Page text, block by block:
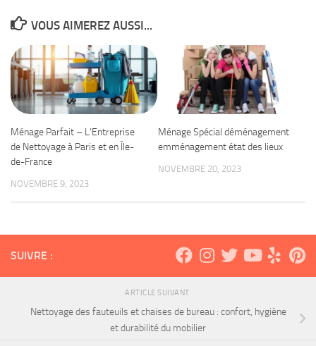
VOUS AIMEREZ AUSSI...
Ménage Parfait – L’Entreprise
de Nettoyage à Paris et en Île-
de-France
NOVEMBRE 9, 2023
Ménage Spécial déménagement
emménagement état des lieux
NOVEMBRE 20, 2023
SUIVRE :
ARTICLE SUIVANT
Nettoyage des fauteuils et chaises de bureau : confort, hygiène
et durabilité du mobilier